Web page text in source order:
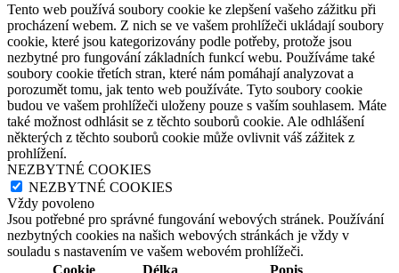
Tento web používá soubory cookie ke zlepšení vašeho zážitku při
procházení webem. Z nich se ve vašem prohlížeči ukládají soubory
cookie, které jsou kategorizovány podle potřeby, protože jsou
nezbytné pro fungování základních funkcí webu. Používáme také
soubory cookie třetích stran, které nám pomáhají analyzovat a
porozumět tomu, jak tento web používáte. Tyto soubory cookie
budou ve vašem prohlížeči uloženy pouze s vaším souhlasem. Máte
také možnost odhlásit se z těchto souborů cookie. Ale odhlášení
některých z těchto souborů cookie může ovlivnit váš zážitek z
prohlížení.
NEZBYTNÉ COOKIES
NEZBYTNÉ COOKIES
Vždy povoleno
Jsou potřebné pro správné fungování webových stránek. Používání
nezbytných cookies na našich webových stránkách je vždy v
souladu s nastavením ve vašem webovém prohlížeči.
Cookie
Délka Popis